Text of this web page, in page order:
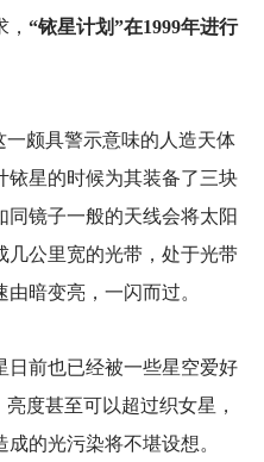
“铱星计划”在1999年进行
一颇具警示意味的人造天体
铱星的时候为其装备了三块
镜子一般的天线会将太阳
几公里宽的光带，处于光带
暗变亮，一闪而过。
日前也已经被一些星空爱好
度甚至可以超过织女星，
的光污染将不堪设想。